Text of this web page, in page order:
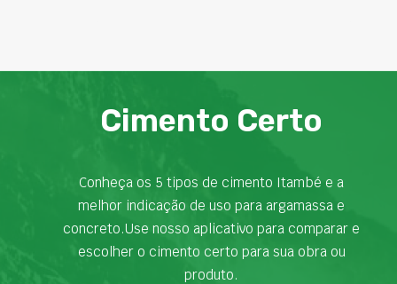
Cimento Certo
Conheça os 5 tipos de cimento Itambé e a
melhor indicação de uso para argamassa e
concreto.Use nosso aplicativo para comparar e
escolher o cimento certo para sua obra ou
produto.